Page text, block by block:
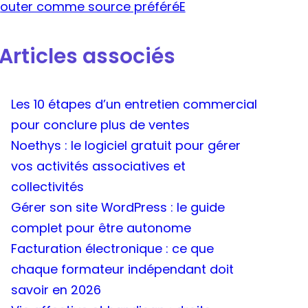
comme source préféréE
Articles associés
Les 10 étapes d’un entretien commercial
pour conclure plus de ventes
Noethys : le logiciel gratuit pour gérer
vos activités associatives et
collectivités
Gérer son site WordPress : le guide
complet pour être autonome
Facturation électronique : ce que
chaque formateur indépendant doit
savoir en 2026